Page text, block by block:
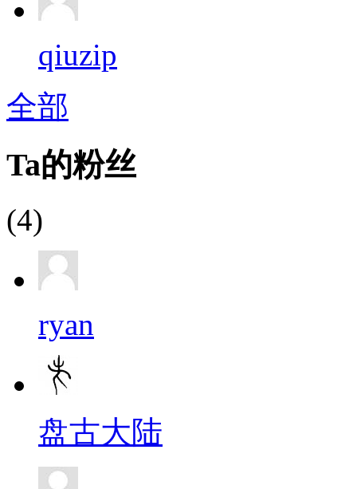
qiuzip
全部
Ta的粉丝
(4)
ryan
盘古大陆